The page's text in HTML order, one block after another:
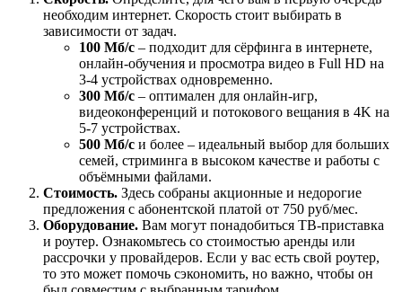
необходим интернет. Скорость стоит выбирать в
зависимости от задач.
100 Мб/с – подходит для сёрфинга в интернете,
онлайн-обучения и просмотра видео в Full HD на
3-4 устройствах одновременно.
300 Мб/с – оптимален для онлайн-игр,
видеоконференций и потокового вещания в 4K на
5-7 устройствах.
500 Мб/с и более – идеальный выбор для больших
семей, стриминга в высоком качестве и работы с
объёмными файлами.
Стоимость. Здесь собраны акционные и недорогие
предложения с абонентской платой от 750 руб/мес.
Оборудование. Вам могут понадобиться ТВ-приставка
и роутер. Ознакомьтесь со стоимостью аренды или
рассрочки у провайдеров. Если у вас есть свой роутер,
то это может помочь сэкономить, но важно, чтобы он